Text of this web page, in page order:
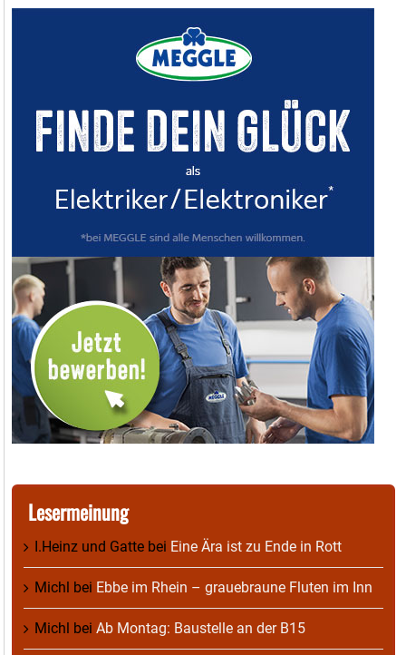
Lesermeinung
I.Heinz und Gatte bei Eine Ära ist zu Ende in Rott
Michl bei Ebbe im Rhein – grauebraune Fluten im Inn
Michl bei Ab Montag: Baustelle an der B15